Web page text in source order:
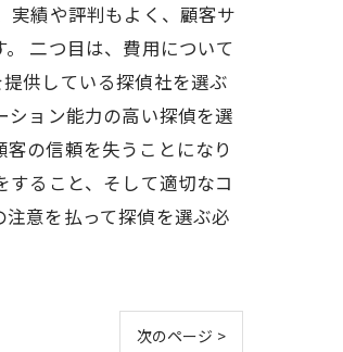
実績や評判もよく、顧客サ
二つ目は、費用について
供している探偵社を選ぶ
ション能力の高い探偵を選
の信頼を失うことになり
ること、そして適切なコ
意を払って探偵を選ぶ必
次のページ >